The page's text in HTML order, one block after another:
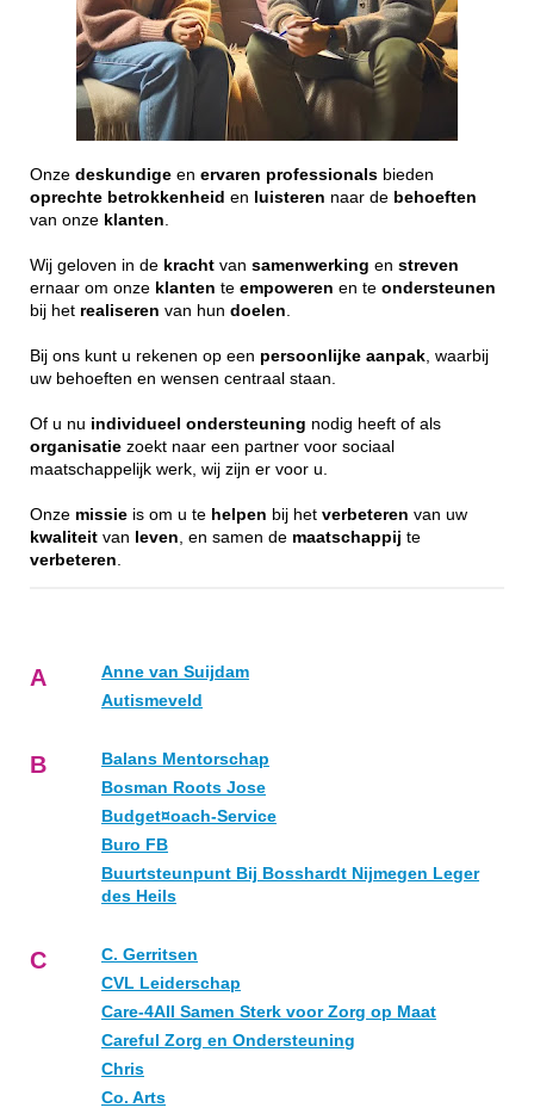
Onze deskundige en ervaren professionals bieden
oprechte betrokkenheid en luisteren naar de behoeften
van onze klanten
Wij geloven in de kracht van samenwerking en streven
ernaar om onze klanten te empoweren en te ondersteunen
bij het realiseren van hun doelen
Bij ons kunt u rekenen op een persoonlijke aanpak , waarbij
uw behoeften en wensen centraal staan.
Of u nu individueel ondersteuning nodig heeft of als
organisatie zoekt naar een partner voor sociaal
maatschappelijk werk, wij zijn er voor u.
Onze missie is om u te helpen bij het verbeteren van uw
kwaliteit van leven , en samen de maatschappij te
verbeteren
A
Anne van Suijdam
Autismeveld
B
Balans Mentorschap
Bosman Roots Jose
Budget¤oach-Service
Buro FB
Buurtsteunpunt Bij Bosshardt Nijmegen Leger
des Heils
C
C. Gerritsen
CVL Leiderschap
Care-4All Samen Sterk voor Zorg op Maat
Careful Zorg en Ondersteuning
Chris
Co. Arts